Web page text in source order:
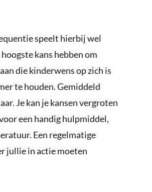
speelt hierbij wel
kans hebben om
die kinderwens op zich is
te houden. Gemiddeld
Je kan je kansen vergroten
een handig hulpmiddel,
Een regelmatige
jullie in actie moeten